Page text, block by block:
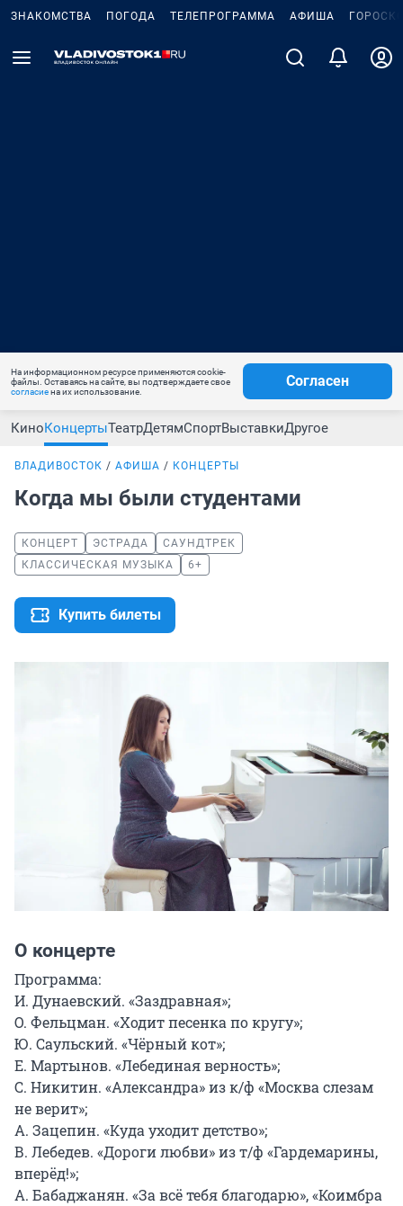
ЗНАКОМСТВА ПОГОДА ТЕЛЕПРОГРАММА АФИША
На информационном ресурсе применяются cookie-
файлы. Оставаясь на сайте, вы подтверждаете свое
согласиена их использование.
Согласен
КиноКонцертыТеатрДетямСпортВыставкиДругое
ВЛАДИВОСТОК АФИША КОНЦЕРТЫ
Когда мы были студентами
КОНЦЕРТ ЭСТРАДА
САУНДТРЕК
КЛАССИЧЕСКАЯ МУЗЫКА
6+
Купить билеты
О концерте
Программа:
И. Дунаевский. «Заздравная»;
О. Фельцман. «Ходит песенка по кругу»;
Ю. Саульский. «Чёрный кот»;
Е. Мартынов. «Лебединая верность»;
С. Никитин. «Александра» из к/ф «Москва слезам
не верит»;
А. Зацепин. «Куда уходит детство»;
В. Лебедев. «Дороги любви» из т/ф «Гардемарины,
вперёд!»;
А. Бабаджанян. «За всё тебя благодарю», «Коимбра